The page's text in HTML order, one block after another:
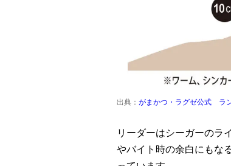
出典： がまかつ・ラグゼ公式 ラ
リーダーはシーガーのラ
やバイト時の余白にもな